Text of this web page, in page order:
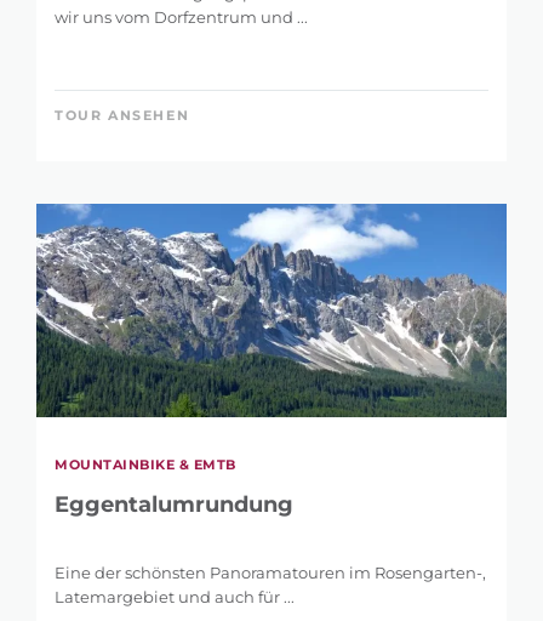
wir uns vom Dorfzentrum und ...
TOUR ANSEHEN
MOUNTAINBIKE & EMTB
Eggentalumrundung
Eine der schönsten Panoramatouren im Rosengarten-,
Latemargebiet und auch für ...